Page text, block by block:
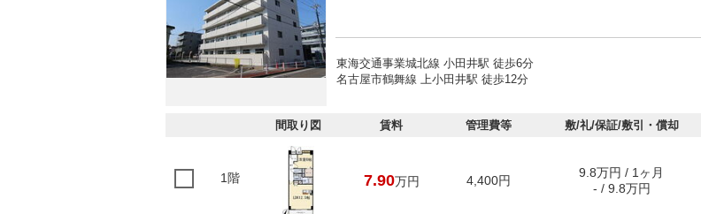
東海交通事業城北線 小田井駅 徒歩6分
名古屋市鶴舞線 上小田井駅 徒歩12分
間取り図 賃料 管理費等 敷/礼/保証/敷引・償却
1階 7.90万円 4,400円
9.8万円 / 1ヶ月
- / 9.8万円